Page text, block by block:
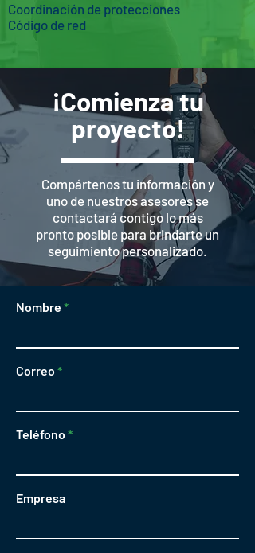
Coordinación de protecciones
Código de red
¡Comienza tu
proyecto!
Compártenos tu información y
uno de nuestros asesores se
contactará contigo lo más
pronto posible para brindarte un
seguimiento personalizado.
Nombre
Correo
Teléfono
Empresa